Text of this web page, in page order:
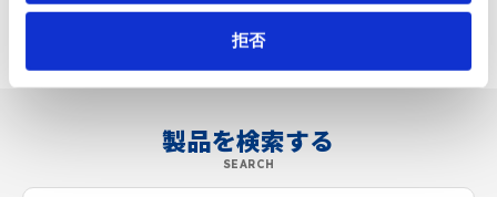
拒否
製品を検索する
SEARCH